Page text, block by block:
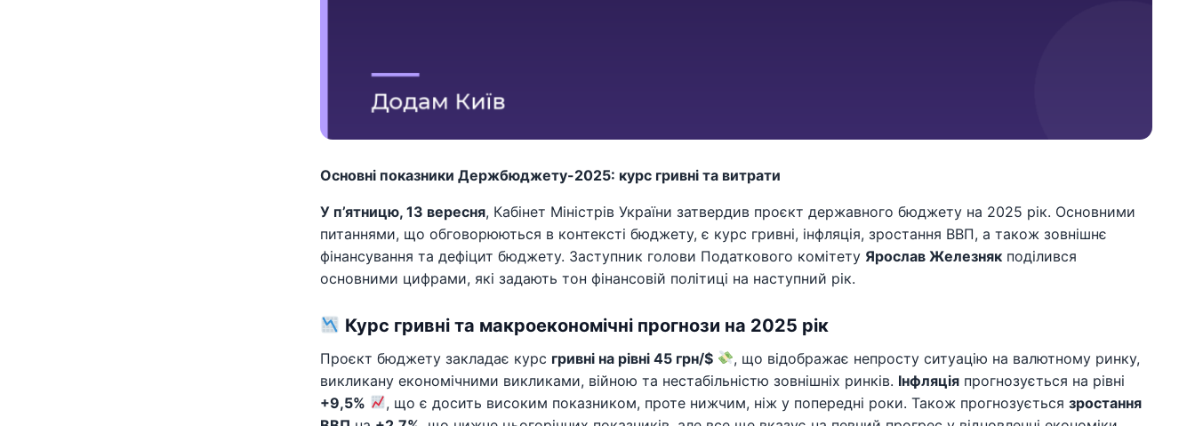
Основні показники Держбюджету-2025: курс гривні та витрати
У п’ятницю, 13 вересня, Кабінет Міністрів України затвердив проєкт державного бюджету на 2025 рік. Основними
питаннями, що обговорюються в контексті бюджету, є курс гривні, інфляція, зростання ВВП, а також зовнішнє
фінансування та дефіцит бюджету. Заступник голови Податкового комітету Ярослав Железняк поділився
основними цифрами, які задають тон фінансовій політиці на наступний рік.
Курс гривні та макроекономічні прогнози на 2025 рік
Проєкт бюджету закладає курс гривні на рівні 45 грн/$
, що відображає непросту ситуацію на валютному ринку,
викликану економічними викликами, війною та нестабільністю зовнішніх ринків. Інфляція прогнозується на рівні
+9,5%
, що є досить високим показником, проте нижчим, ніж у попередні роки. Також прогнозуєтьсязростання